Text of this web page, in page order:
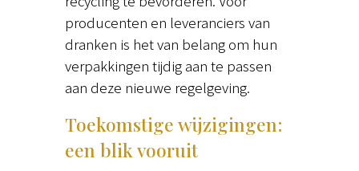
producenten en leveranciers van
dranken is het van belang om hun
verpakkingen tijdig aan te passen
aan deze nieuwe regelgeving.
Toekomstige wijzigingen:
een blik vooruit